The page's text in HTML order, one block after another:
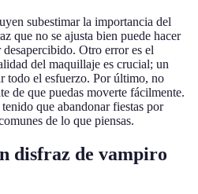
subestimar la importancia del
que no se ajusta bien puede hacer
Otro error es el
del maquillaje es crucial; un
todo el esfuerzo. Por último, no
de que puedas moverte fácilmente.
que abandonar fiestas por
de lo que piensas.
disfraz de vampiro